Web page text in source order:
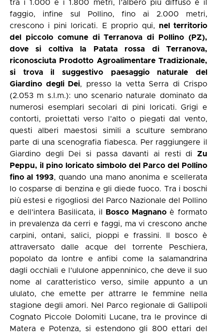
tra i 1.000 e i 1.800 metri, l’albero più diffuso è il
faggio, infine sul Pollino, fino ai 2.000 metri,
crescono i pini loricati. E proprio qui, nel territorio
del piccolo comune di Terranova di Pollino (PZ),
dove si coltiva la Patata rossa di Terranova,
riconosciuta Prodotto Agroalimentare Tradizionale,
si trova il suggestivo paesaggio naturale del
Giardino degli Dei, presso la vetta Serra di Crispo
(2.053 m s.l.m.): uno scenario naturale dominato da
numerosi esemplari secolari di pini loricati. Grigi e
contorti, proiettati verso l’alto o piegati dal vento,
questi alberi maestosi simili a sculture sembrano
parte di una scenografia fiabesca. Per raggiungere il
Giardino degli Dei si passa davanti ai resti di Zu
Peppu, il pino loricato simbolo del Parco del Pollino
fino al 1993, quando una mano anonima e scellerata
lo cosparse di benzina e gli diede fuoco. Tra i boschi
più estesi e rigogliosi del Parco Nazionale del Pollino
e dell’intera Basilicata, il
Bosco Magnanoè formato
in prevalenza da cerri e faggi, ma vi crescono anche
carpini, ontani, salici, pioppi e frassini. Il bosco è
attraversato dalle acque del torrente Peschiera,
popolato da lontre e anfibi come la salamandrina
dagli occhiali e l’ululone appenninico, che deve il suo
nome al caratteristico verso, simile appunto a un
ululato, che emette per attrarre le femmine nella
stagione degli amori. Nel Parco regionale di Gallipoli
Cognato Piccole Dolomiti Lucane, tra le province di
Matera e Potenza, si estendono gli 800 ettari del